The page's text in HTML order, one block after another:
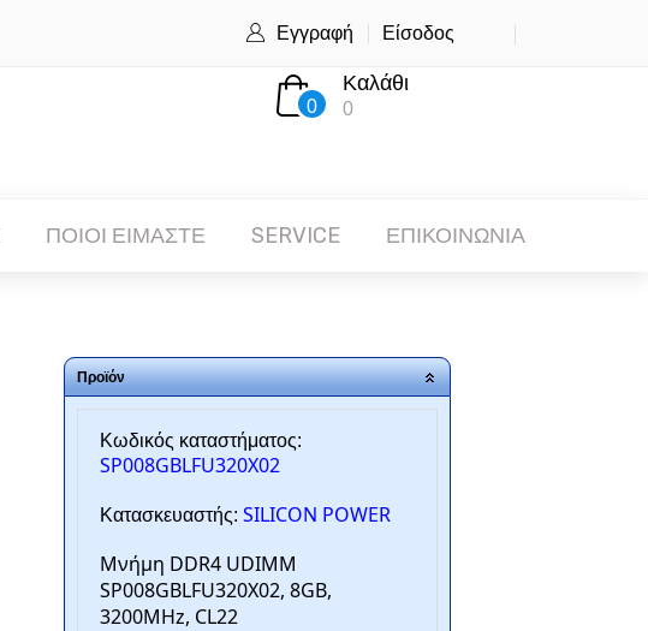
Εγγραφή Είσοδος
0
Καλάθι
0
ΠΟΙΟΙ ΕΙΜΑΣΤΕ SERVICE ΕΠΙΚΟΙΝΩΝΙΑ
Προϊόν
Κωδικός καταστήματος:
SP008GBLFU320X02
Κατασκευαστής: SILICON POWER
Μνήμη DDR4 UDIMM
SP008GBLFU320X02, 8GB,
3200MHz, CL22